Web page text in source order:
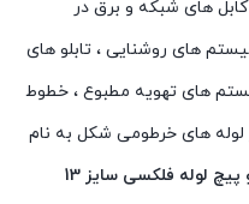
های شبکه و برق در
های روشنایی ، تابلو های
های تهویه مطبوع ، خطوط
لوله های خرطومی شکل به نام
گلند دو پیچ لوله فلکسی سایز 13